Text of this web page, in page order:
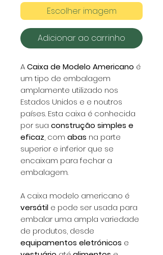
Escolher imagem
Adicionar ao carrinho
ACaixa de Modelo Americano é
um tipo de embalagem
amplamente utilizado nos
Estados Unidos e e noutros
países. Esta caixa é conhecida
por sua construção simples e
eficaz, com abas na parte
superior e inferior que se
encaixam para fechar a
embalagem.
A caixa modelo americano é
versátil e pode ser usada para
embalar uma ampla variedade
de produtos, desde
equipamentos eletrónicos e